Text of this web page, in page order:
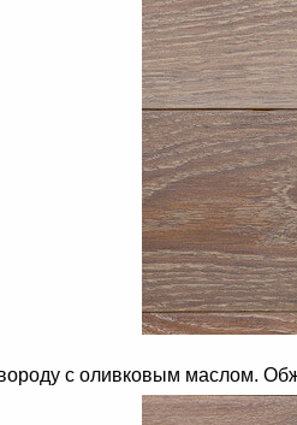
с оливковым маслом.